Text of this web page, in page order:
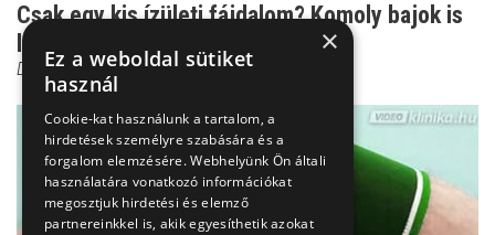
Csak egy kis ízületi fájdalom? Komoly bajok is
lehetnek belő...
Dr. Zolnay Péter
×
Ez a weboldal sütiket
használ
Cookie-kat használunk a tartalom, a
hirdetések személyre szabására és a
forgalom elemzésére. Webhelyünk Ön általi
használatára vonatkozó információkat
megosztjuk hirdetési és elemző
partnereinkkel is, akik egyesíthetik azokat